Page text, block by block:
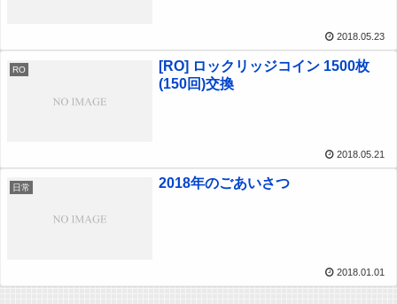
2018.05.23
RO
[RO] ロックリッジコイン 1500枚
(150回)交換
2018.05.21
日常 2018年のごあいさつ
2018.01.01